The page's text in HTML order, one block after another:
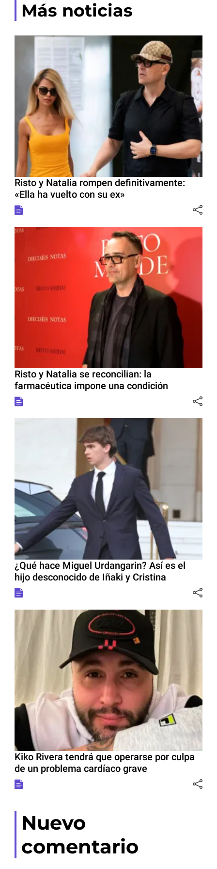
Más noticias
Risto y Natalia rompen definitivamente:
«Ella ha vuelto con su ex»
Risto y Natalia se reconcilian: la
farmacéutica impone una condición
¿Qué hace Miguel Urdangarin? Así es el
hijo desconocido de Iñaki y Cristina
Kiko Rivera tendrá que operarse por culpa
de un problema cardíaco grave
Nuevo
comentario